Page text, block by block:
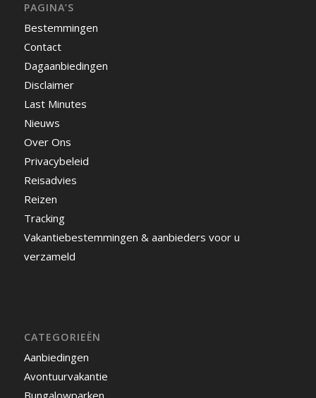
PAGINA’S
Bestemmingen
Contact
Dagaanbiedingen
Disclaimer
Last Minutes
Nieuws
Over Ons
Privacybeleid
Reisadvies
Reizen
Tracking
Vakantiebestemmingen & aanbieders voor u
verzameld
CATEGORIEËN
Aanbiedingen
Avontuurvakantie
Bungalowparken